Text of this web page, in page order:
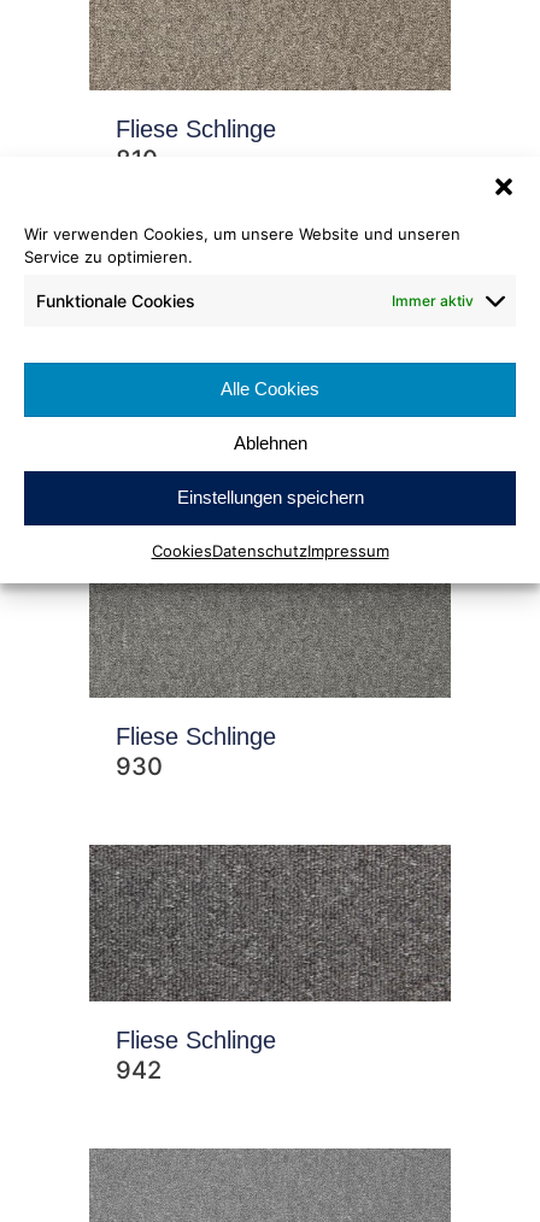
Wir verwenden Cookies, um unsere Website und unseren
Service zu optimieren.
Funktionale Cookies Immer aktiv
Alle Cookies
Ablehnen
Einstellungen speichern
CookiesDatenschutzImpressum
Fliese Schlinge
810
Fliese Schlinge
Fliese Schlinge
930
Fliese Schlinge
942